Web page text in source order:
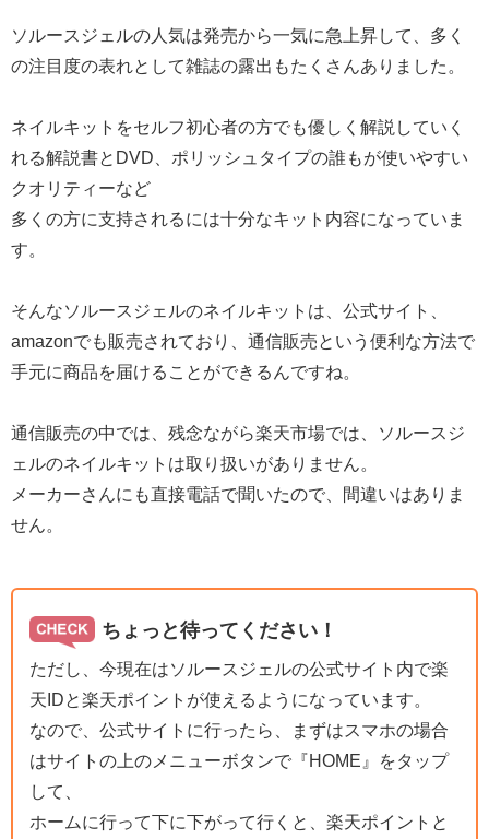
ソルースジェルの人気は発売から一気に急上昇して、多く
の注目度の表れとして雑誌の露出もたくさんありました。
ネイルキットをセルフ初心者の方でも優しく解説していく
れる解説書とDVD、ポリッシュタイプの誰もが使いやすい
クオリティーなど
多くの方に支持されるには十分なキット内容になっていま
す。
そんなソルースジェルのネイルキットは、公式サイト、
amazonでも販売されており、通信販売という便利な方法で
手元に商品を届けることができるんですね。
通信販売の中では、残念ながら楽天市場では、ソルースジ
ェルのネイルキットは取り扱いがありません。
メーカーさんにも直接電話で聞いたので、間違いはありま
せん。
ちょっと待ってください！
ただし、今現在はソルースジェルの公式サイト内で楽
天IDと楽天ポイントが使えるようになっています。
なので、公式サイトに行ったら、まずはスマホの場合
はサイトの上のメニューボタンで『HOME』をタップ
して、
ホームに行って下に下がって行くと、楽天ポイントと